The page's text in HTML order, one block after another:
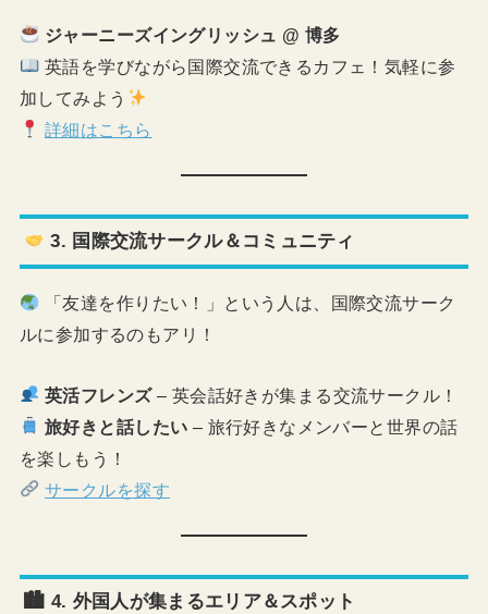
ジャーニーズイングリッシュ @ 博多
英語を学びながら国際交流できるカフェ！気軽に参
加してみよう
詳細はこちら
3. 国際交流サークル＆コミュニティ
「友達を作りたい！」という人は、国際交流サーク
ルに参加するのもアリ！
英活フレンズ– 英会話好きが集まる交流サークル！
旅好きと話したい – 旅行好きなメンバーと世界の話
を楽しもう！
サークルを探す
🏙 4. 外国人が集まるエリア＆スポット